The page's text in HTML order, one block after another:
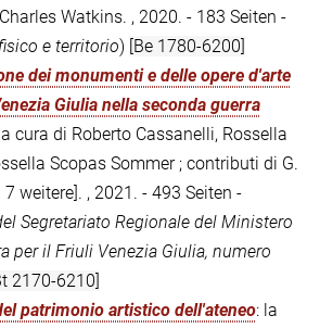
Watkins. , 2020. - 183 Seiten -
e territorio) [Be 1780-6200]
dei monumenti e delle opere d'arte
Giulia nella seconda guerra
cura di Roberto Cassanelli, Rossella
Scopas Sommer ; contributi di G.
7 weitere]. , 2021. - 493 Seiten -
Segretariato Regionale del Ministero
per il Friuli Venezia Giulia, numero
2170-6210]
patrimonio artistico dell'ateneo: la